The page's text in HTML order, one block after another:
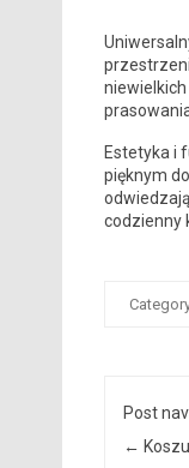
Estetyka i
pięknym
codzienny
Post
←